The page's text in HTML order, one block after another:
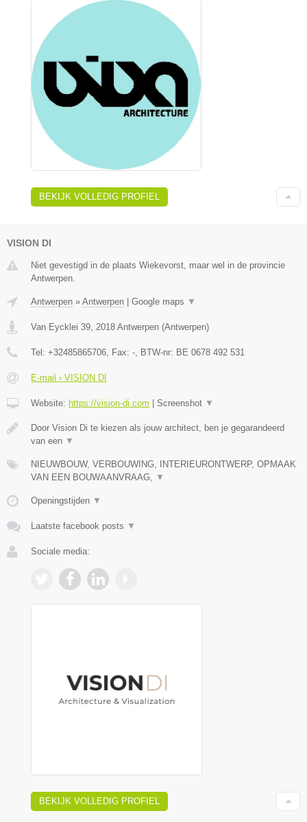
BEKIJK VOLLEDIG PROFIEL
VISION DI
Niet gevestigd in de plaats Wiekevorst, maar wel in de provincie
Antwerpen.
Antwerpen » Antwerpen | Google maps ▼
Van Eycklei 39 2018 Antwerpen (Antwerpen)
Tel: +32485865706 , Fax: - , BTW-nr: BE 0678 492 531
E-mail › VISION DI
Website: https://vision-di.com | Screenshot ▼
Door Vision Di te kiezen als jouw architect, ben je gegarandeerd
van een ▼
NIEUWBOUW, VERBOUWING, INTERIEURONTWERP, OPMAAK
VAN EEN BOUWAANVRAAG,
▼
Openingstijden ▼
Laatste facebook posts ▼
Sociale media:
BEKIJK VOLLEDIG PROFIEL